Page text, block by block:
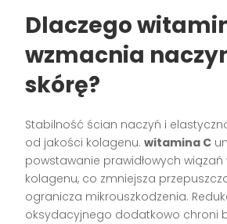
Dlaczego
wzmacnia
skórę?
Stabilność ścian naczyń i
od jakości kolagenu.witamina C
powstawanie prawidłowych
kolagenu, co zmniejsza
ogranicza mikrouszkodzenia.
oksydacyjnego dodatkowo chroni